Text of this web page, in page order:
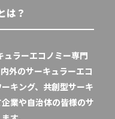
は？
ラーエコノミー専門
外のサーキュラーエコ
キング、共創型サーキ
業や自治体の皆様のサ